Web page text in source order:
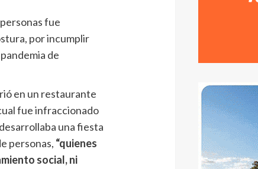
fue
por incumplir
de
en un restaurante
fue infraccionado
una fiesta
personas, “quienes
social, ni